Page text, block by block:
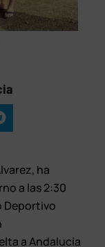
ha
a las 2:30
Deportivo
a Andalucía